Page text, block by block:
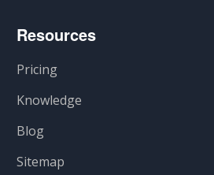
Resources
Pricing
Knowledge
Blog
Sitemap